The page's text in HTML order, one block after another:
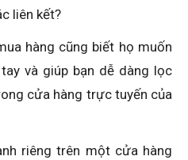
liên kết?
hàng cũng biết họ muốn
và giúp bạn dễ dàng lọc
cửa hàng trực tuyến của
riêng trên một cửa hàng